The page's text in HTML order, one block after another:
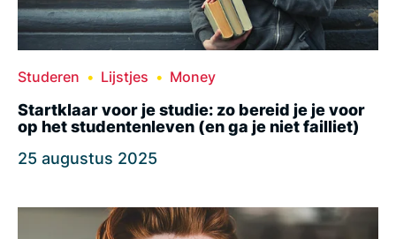
Studeren Lijstjes Money
Startklaar voor je studie: zo bereid je je voor
op het studentenleven (en ga je niet failliet)
25 augustus 2025